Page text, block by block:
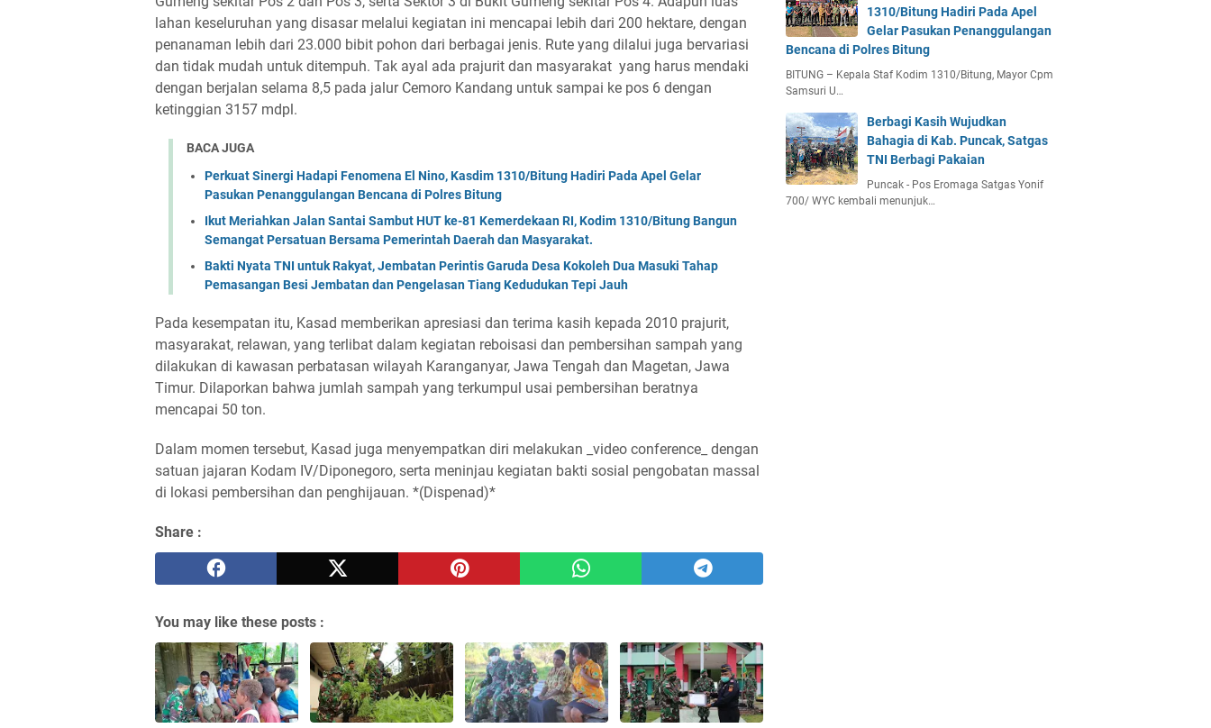
lahan keseluruhan yang disasar melalui kegiatan ini mencapai lebih dari 200 hektare, dengan
penanaman lebih dari 23.000 bibit pohon dari berbagai jenis. Rute yang dilalui juga bervariasi
dan tidak mudah untuk ditempuh. Tak ayal ada prajurit dan masyarakat yang harus mendaki
dengan berjalan selama 8,5 pada jalur Cemoro Kandang untuk sampai ke pos 6 dengan
ketinggian 3157 mdpl.
BACA JUGA
Perkuat Sinergi Hadapi Fenomena El Nino, Kasdim 1310/Bitung Hadiri Pada Apel Gelar
Pasukan Penanggulangan Bencana di Polres Bitung
Ikut Meriahkan Jalan Santai Sambut HUT ke-81 Kemerdekaan RI, Kodim 1310/Bitung Bangun
Semangat Persatuan Bersama Pemerintah Daerah dan Masyarakat.
Bakti Nyata TNI untuk Rakyat, Jembatan Perintis Garuda Desa Kokoleh Dua Masuki Tahap
Pemasangan Besi Jembatan dan Pengelasan Tiang Kedudukan Tepi Jauh
Pada kesempatan itu, Kasad memberikan apresiasi dan terima kasih kepada 2010 prajurit,
masyarakat, relawan, yang terlibat dalam kegiatan reboisasi dan pembersihan sampah yang
dilakukan di kawasan perbatasan wilayah Karanganyar, Jawa Tengah dan Magetan, Jawa
Timur. Dilaporkan bahwa jumlah sampah yang terkumpul usai pembersihan beratnya
mencapai 50 ton.
Dalam momen tersebut, Kasad juga menyempatkan diri melakukan _video conference_ dengan
satuan jajaran Kodam IV/Diponegoro, serta meninjau kegiatan bakti sosial pengobatan massal
di lokasi pembersihan dan penghijauan. *(Dispenad)*
Share :
You may like these posts :
1310/Bitung Hadiri Pada Apel
Gelar Pasukan Penanggulangan
Bencana di Polres Bitung
BITUNG – Kepala Staf Kodim 1310/Bitung, Mayor Cpm
Samsuri U…
Berbagi Kasih Wujudkan
Bahagia di Kab. Puncak, Satgas
TNI Berbagi Pakaian
Puncak - Pos Eromaga Satgas Yonif
700/ WYC kembali menunjuk…